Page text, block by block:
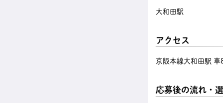
大和田駅
アクセス
京阪本線大和田駅
応募後の流れ・